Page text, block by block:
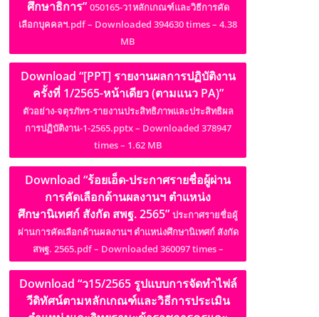
ศึกษาธิการ” 050165-ว1หลักเกณฑ์และวิธีการคัด
เลือกบุคคลฯ.pdf – Downloaded 394630 times – 4.38
MB
Download “[PPT] รายงานผลการปฏิบัติงาน
ครั้งที่ 1/2565-หน้าเดียว (ตามแนว PA)”
ตัวอย่าง-จตุรภัทร-รายงานประสิทธิภาพและประสิทธิผล
การปฏิบัติงาน-1-2565.pptx – Downloaded 378947
times – 1.62 MB
Download “ร้อยเอ็ด-ประกาศรายชื่อผู้ผ่าน
การคัดเลือกด้านผลงานฯ ตำแหน่ง
ศึกษานิเทศก์ สังกัด สพฐ. 2565” ประกาศรายชื่อผู้
ผ่านการคัดเลือกด้านผลงานฯ ตำแหน่งศึกษานิเทศก์ สังกัด
สพฐ. 2565.pdf – Downloaded 360097 times –
Download “ว15/2565 รูปแบบการจัดทำไฟล์
วีดิทัศน์ตามหลักเกณฑ์และวิธีการประเมิน